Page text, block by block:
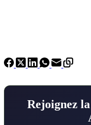
Rejoignez